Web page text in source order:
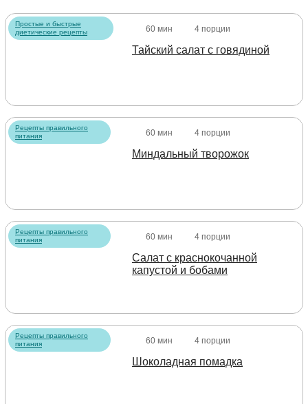
Простые и быстрые
диетические рецепты
60 мин 4 порции
Тайский салат с говядиной
Рецепты правильного
питания
60 мин 4 порции
Миндальный творожок
Рецепты правильного
питания
60 мин 4 порции
Салат с краснокочанной
капустой и бобами
Рецепты правильного
питания
60 мин 4 порции
Шоколадная помадка